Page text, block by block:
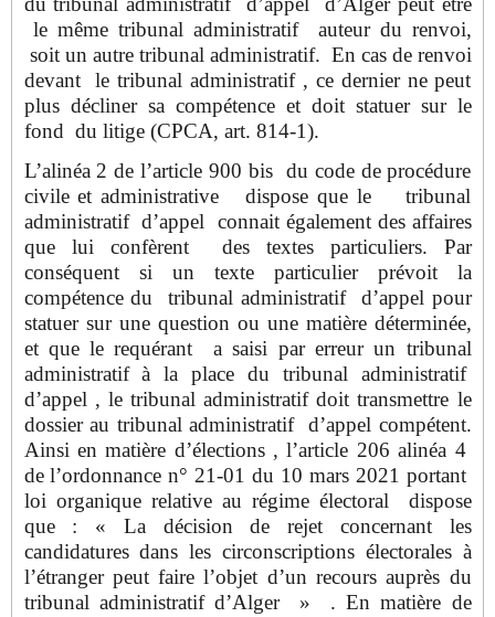
le même tribunal administratif auteur du renvoi,
soit un autre tribunal administratif. En cas de renvoi
devant le tribunal administratif , ce dernier ne peut
plus décliner sa compétence et doit statuer sur le
fond du litige (CPCA, art. 814-1).
L’alinéa 2 de l’article 900 bis du code de procédure
civile et administrative dispose que le tribunal
administratif d’appel connait également des affaires
que lui confèrent des textes particuliers. Par
conséquent si un texte particulier prévoit la
compétence du tribunal administratif d’appel pour
statuer sur une question ou une matière déterminée,
et que le requérant a saisi par erreur un tribunal
administratif à la place du tribunal administratif
d’appel , le tribunal administratif doit transmettre le
dossier au tribunal administratif d’appel compétent.
Ainsi en matière d’élections , l’article 206 alinéa 4
de l’ordonnance n° 21-01 du 10 mars 2021 portant
loi organique relative au régime électoral dispose
que : « La décision de rejet concernant les
candidatures dans les circonscriptions électorales à
l’étranger peut faire l’objet d’un recours auprès du
tribunal administratif d’Alger » . En matière de